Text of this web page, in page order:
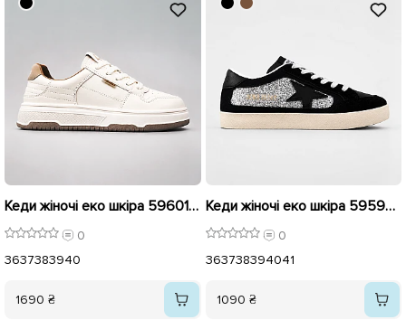
Кеди жіночі еко шкіра 596011 Бежеві
0
3637383940
1690 ₴
Кеди жіночі еко шкіра 595980 Чорні з сірими сріблястками
0
363738394041
1090 ₴